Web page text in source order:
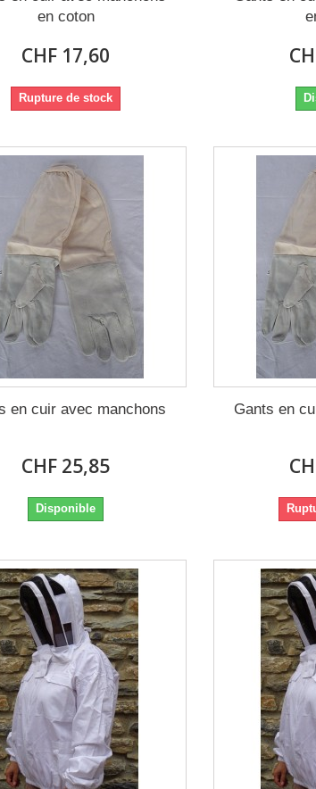
en coton
CHF 17,60
Rupture de stock
en cuir avec manchons
CHF 25,85
Disponible
Gants en